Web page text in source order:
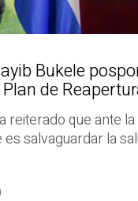
Bukele
de
reiterado que ante
salvaguardar la